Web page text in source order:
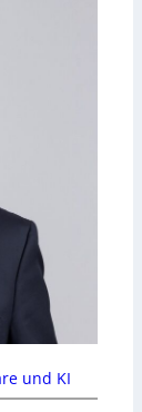
und KI